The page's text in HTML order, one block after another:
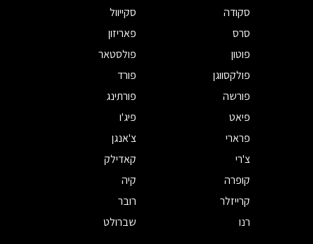
סקודה
סקייוול
סרס
פאריזון
פוטון
פולסטאר
פולקסווגן
פורד
פורשה
פורתינג
פיאט
פיג'ו
פרארי
צ'אנגן
צ'רי
קאדילק
קופרה
קיה
קרייזלר
רובר
רנו
שברולט